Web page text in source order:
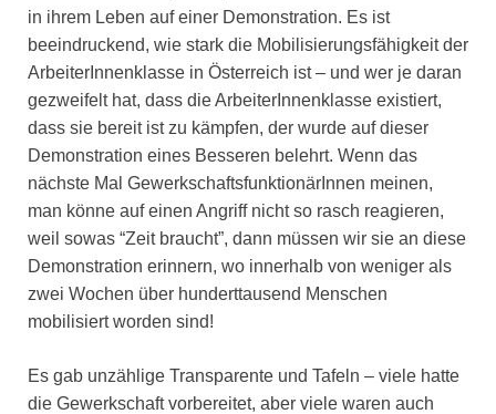
in ihrem Leben auf einer Demonstration. Es ist
beeindruckend, wie stark die Mobilisierungsfähigkeit der
ArbeiterInnenklasse in Österreich ist – und wer je daran
gezweifelt hat, dass die ArbeiterInnenklasse existiert,
dass sie bereit ist zu kämpfen, der wurde auf dieser
Demonstration eines Besseren belehrt. Wenn das
nächste Mal GewerkschaftsfunktionärInnen meinen,
man könne auf einen Angriff nicht so rasch reagieren,
weil sowas “Zeit braucht”, dann müssen wir sie an diese
Demonstration erinnern, wo innerhalb von weniger als
zwei Wochen über hunderttausend Menschen
mobilisiert worden sind!
Es gab unzählige Transparente und Tafeln – viele hatte
die Gewerkschaft vorbereitet, aber viele waren auch